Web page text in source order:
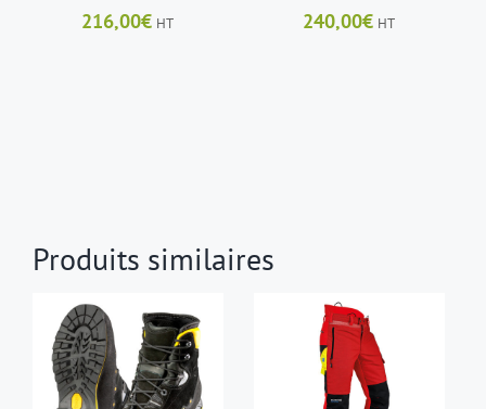
PRODUIT
216,00€ HT
PRODUIT
240,00€ HT
Produits similaires
CHOIX DES
OPTIONSCE
/
CHOIX DES
OPTIONSCE/